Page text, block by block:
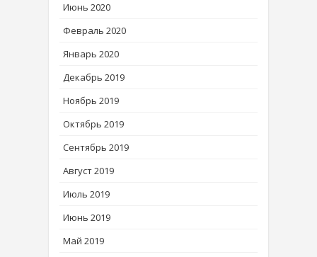
Июнь 2020
Февраль 2020
Январь 2020
Декабрь 2019
Ноябрь 2019
Октябрь 2019
Сентябрь 2019
Август 2019
Июль 2019
Июнь 2019
Май 2019